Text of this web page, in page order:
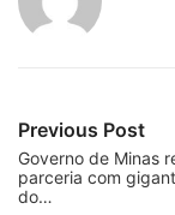
Previous Post
Governo de Minas
parceria com
do…